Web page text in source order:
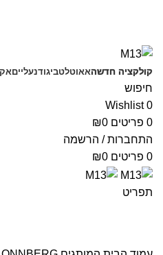
קולקציה חדשהאאוטלטביגודנעליים
חיפוש
0
Wishlist
0 פריטים ₪0
התחברות / הרשמה
0 פריטים ₪0
תפריט